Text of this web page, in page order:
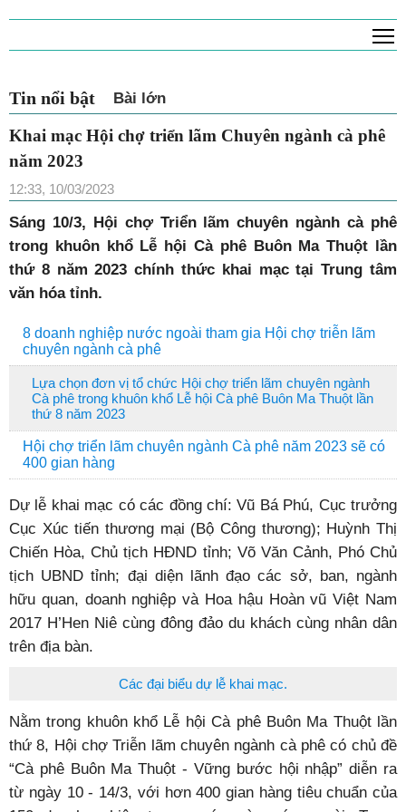
Tin nổi bật Bài lớn
Khai mạc Hội chợ triển lãm Chuyên ngành cà phê
năm 2023
12:33, 10/03/2023
Sáng 10/3, Hội chợ Triển lãm chuyên ngành cà phê
trong khuôn khổ Lễ hội Cà phê Buôn Ma Thuột lần
thứ 8 năm 2023 chính thức khai mạc tại Trung tâm
văn hóa tỉnh.
8 doanh nghiệp nước ngoài tham gia Hội chợ triễn lãm
chuyên ngành cà phê
Lựa chọn đơn vị tổ chức Hội chợ triển lãm chuyên ngành
Cà phê trong khuôn khổ Lễ hội Cà phê Buôn Ma Thuột lần
thứ 8 năm 2023
Hội chợ triển lãm chuyên ngành Cà phê năm 2023 sẽ có
400 gian hàng
Dự lễ khai mạc có các đồng chí: Vũ Bá Phú, Cục trưởng
Cục Xúc tiến thương mại (Bộ Công thương); Huỳnh Thị
Chiến Hòa, Chủ tịch HĐND tỉnh; Võ Văn Cảnh, Phó Chủ
tịch UBND tỉnh; đại diện lãnh đạo các sở, ban, ngành
hữu quan, doanh nghiệp và Hoa hậu Hoàn vũ Việt Nam
2017 H’Hen Niê cùng đông đảo du khách cùng nhân dân
trên địa bàn.
Các đại biểu dự lễ khai mạc.
Nằm trong khuôn khổ Lễ hội Cà phê Buôn Ma Thuột lần
thứ 8, Hội chợ Triễn lãm chuyên ngành cà phê có chủ đề
“Cà phê Buôn Ma Thuột - Vững bước hội nhập” diễn ra
từ ngày 10 - 14/3, với hơn 400 gian hàng tiêu chuẩn của